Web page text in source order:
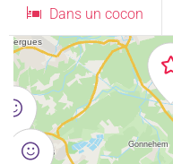
Dans un cocon